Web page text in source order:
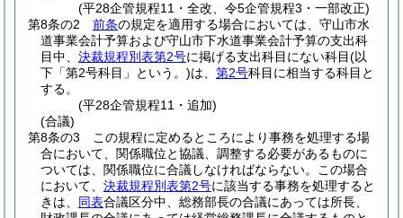
(平28企管規程11・全改、令5企管規程3・一部改正)
第8条の2
前条の規定を適用する場合においては、守山市水
道事業会計予算および守山市下水道事業会計予算の支出科
目中、 決裁規程別表第2号に掲げる支出科目にない科目(以
下「第2号科目」という。)は、 第2号科目に相当する科目と
する。
(平28企管規程11・追加)
(合議)
第8条の3
この規程に定めるところにより事務を処理する場
合において、関係職位と協議、調整する必要があるものに
ついては、関係職位に合議しなければならない。
この場合
において、 決裁規程別表第2号に該当する事務を処理すると
きは、 同表合議区分中、総務部長の合議にあっては所長、